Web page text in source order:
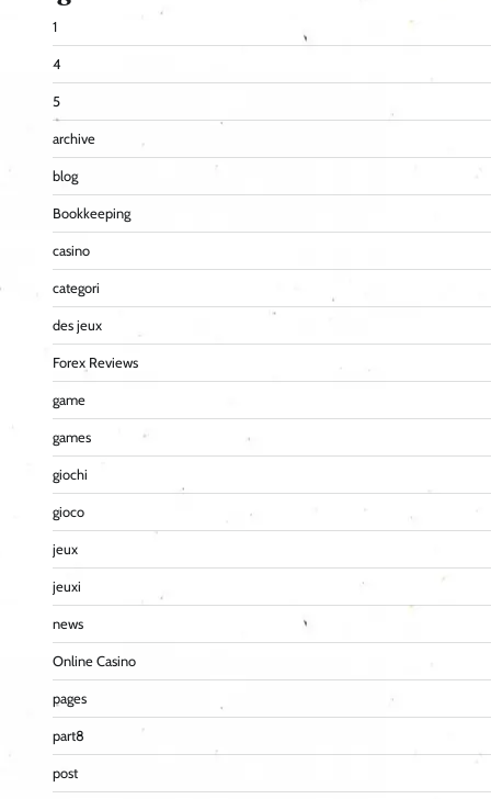
1
4
5
archive
blog
Bookkeeping
casino
categori
des jeux
Forex Reviews
game
games
giochi
gioco
jeux
jeuxi
news
Online Casino
pages
part8
post